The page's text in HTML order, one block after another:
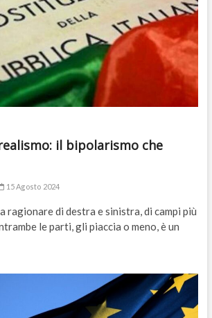
il bipolarismo che
15 Agosto 2024
ragionare di destra e sinistra, di campi più
le parti, gli piaccia o meno, è un